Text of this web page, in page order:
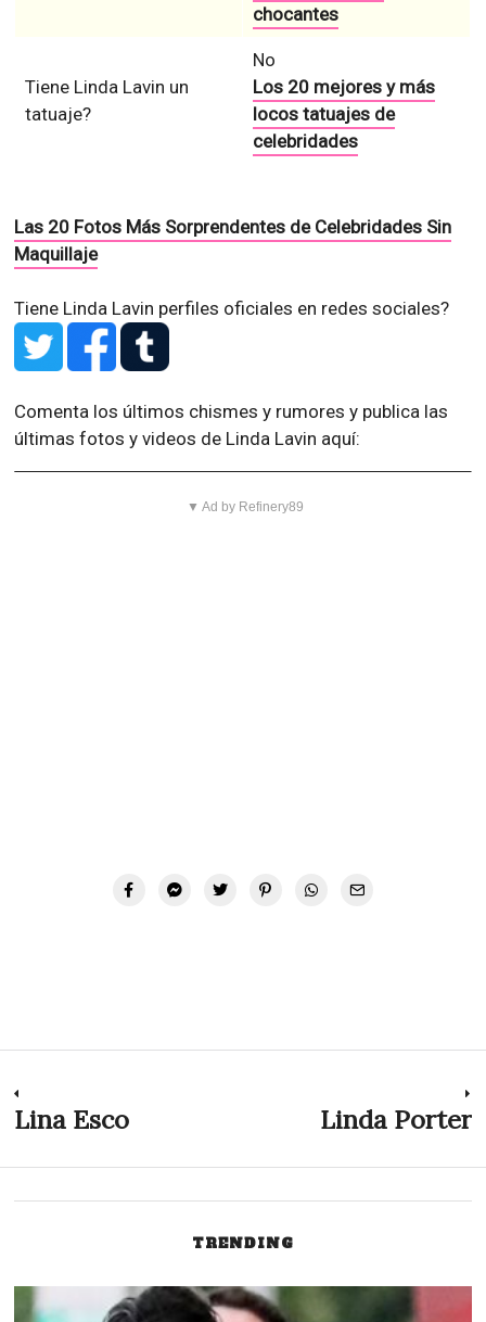
chocantes
Tiene Linda Lavin un
tatuaje?
No
Los 20 mejores y más
locos tatuajes de
celebridades
Las 20 Fotos Más Sorprendentes de Celebridades Sin
Maquillaje
Tiene Linda Lavin perfiles oficiales en redes sociales?
Comenta los últimos chismes y rumores y publica las
últimas fotos y videos de Linda Lavin aquí:
▼ Ad by Refinery89
Navegación
de
Previous
Lina Esco Linda Porter
TRENDING